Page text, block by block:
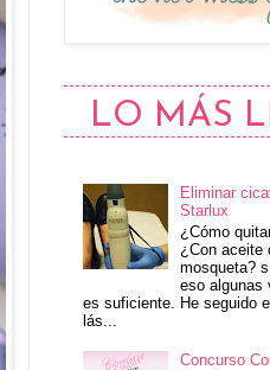
LO MÁS
Eliminar
Starlux
¿Cómo
¿Con aceite
mosqueta?
eso algunas
es suficiente. He seguido
lás...
Concurso